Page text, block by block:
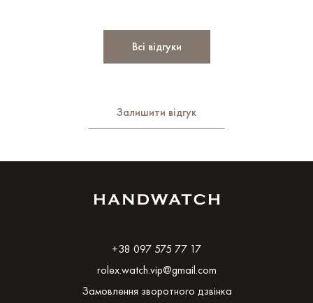
Всі відгуки
Залишити відгук
+38 097 575 77 17
rolex.watch.vip@gmail.com
Замовлення зворотного дзвінка